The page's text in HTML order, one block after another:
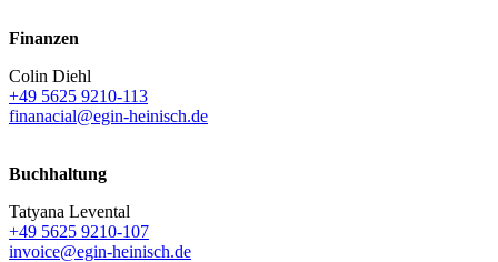
Finanzen
Colin Diehl
+49 5625 9210-113
finanacial@egin-heinisch.de
Buchhaltung
Tatyana Levental
+49 5625 9210-107
invoice@egin-heinisch.de